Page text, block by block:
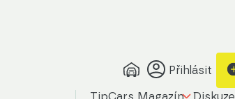
Přihlásit